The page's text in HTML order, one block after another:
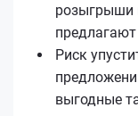
розыгрыши
Риск
выгодные